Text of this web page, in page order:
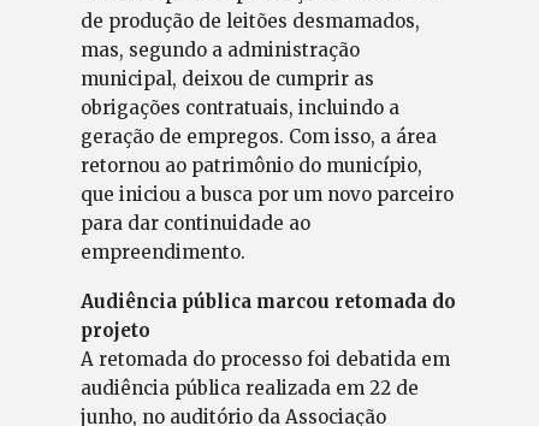
de produção de leitões desmamados,
mas, segundo a administração
municipal, deixou de cumprir as
obrigações contratuais, incluindo a
geração de empregos. Com isso, a área
retornou ao patrimônio do município,
que iniciou a busca por um novo parceiro
para dar continuidade ao
empreendimento.
Audiência pública marcou retomada do
projeto
A retomada do processo foi debatida em
audiência pública realizada em 22 de
junho, no auditório da Associação